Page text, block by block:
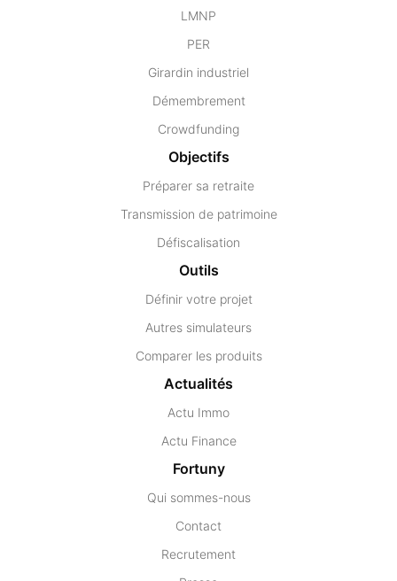
LMNP
PER
Girardin industriel
Démembrement
Crowdfunding
Objectifs
Préparer sa retraite
Transmission de patrimoine
Défiscalisation
Outils
Définir votre projet
Autres simulateurs
Comparer les produits
Actualités
Actu Immo
Actu Finance
Fortuny
Qui sommes-nous
Contact
Recrutement